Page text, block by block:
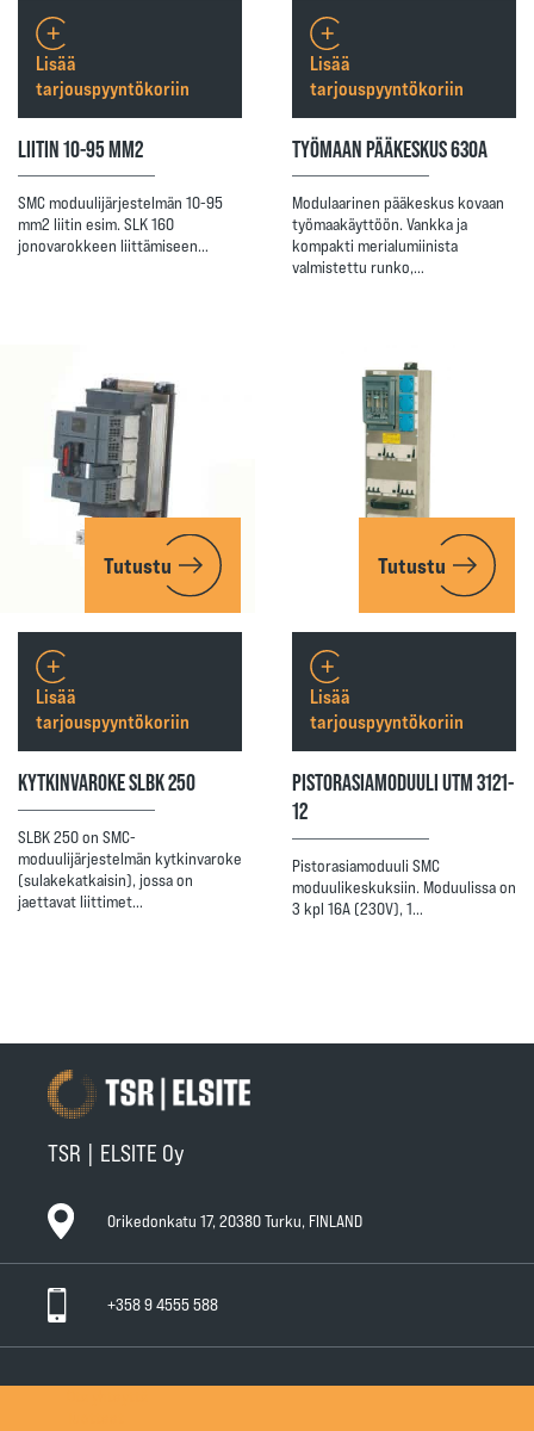
LIITIN 10-95 MM2
SMC moduulijärjestelmän 10-95
mm2 liitin esim. SLK 160
jonovarokkeen liittämiseen…
Lisää
tarjouspyyntökoriin
TYÖMAAN PÄÄKESKUS 630A
Modulaarinen pääkeskus kovaan
työmaakäyttöön. Vankka ja
kompakti merialumiinista
valmistettu runko,…
Lisää
tarjouspyyntökoriin
Tutustu
KYTKINVAROKE SLBK 250
SLBK 250 on SMC-
moduulijärjestelmän kytkinvaroke
(sulakekatkaisin), jossa on
jaettavat liittimet…
Lisää
tarjouspyyntökoriin
Tutustu
PISTORASIAMODUULI UTM 3121-
12
Pistorasiamoduuli SMC
moduulikeskuksiin. Moduulissa on
3 kpl 16A (230V), 1…
Lisää
tarjouspyyntökoriin
TSR | ELSITE Oy
Orikedonkatu 17, 20380 Turku, FINLAND
+358 9 4555 588